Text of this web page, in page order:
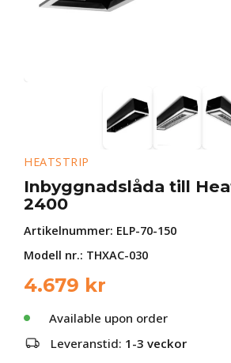
HEATSTRIP
Inbyggnadslåda till
2400
Artikelnummer: ELP-70-150
Modell nr.: THXAC-030
4.679 kr
Available upon order
Leveranstid: 1-3 veckor